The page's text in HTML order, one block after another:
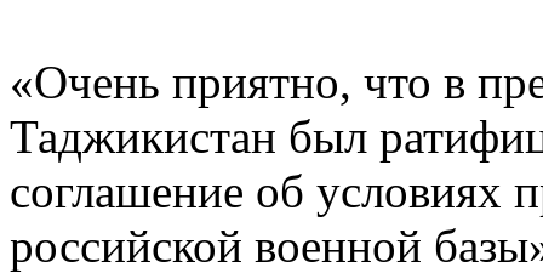
«Очень приятно, что в
Таджикистан был
соглашение об условиях
российской военной